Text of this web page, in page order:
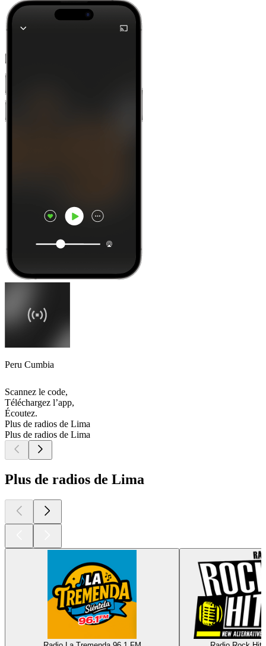
Peru Cumbia
Scannez le code,
Téléchargez l’app,
Écoutez.
Plus de radios de Lima
Plus de radios de Lima
Plus de radios de Lima